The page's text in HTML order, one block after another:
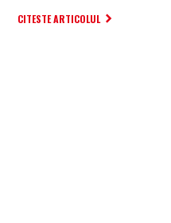
CITESTE ARTICOLUL